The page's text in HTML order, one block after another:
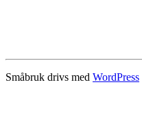
Småbruk drivs med WordPress